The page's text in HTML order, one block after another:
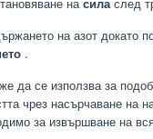
на азот докато
.
да се използва за
чрез насърчаване на
за извършване на